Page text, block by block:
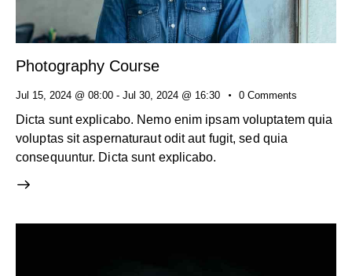
Photography Course
Jul 15, 2024 @ 08:00 - Jul 30, 2024 @ 16:30 0 Comments
Dicta sunt explicabo. Nemo enim ipsam voluptatem quia
voluptas sit aspernaturaut odit aut fugit, sed quia
consequuntur. Dicta sunt explicabo.